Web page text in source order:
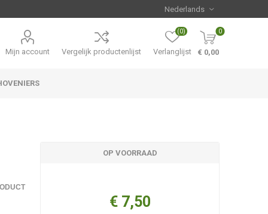
Mijn account Vergelijk productenlijst Verlanglijst
(0) 0
€ 0,00
OP VOORRAAD
€ 7,50